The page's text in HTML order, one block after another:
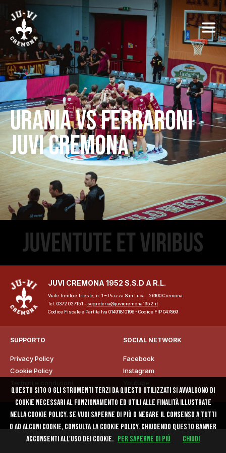
URANIA VS FERRARONI
JUVI CREMONA
Squadra 25/26
Organigramma
Safe Guarding
JUVI CREMONA 1952 S.S.D A R.L.
Viale Trento e Trieste, n. 1 – Piazza San Luca - 26100 Cremona
Tel. 0372 027151 - segreteria@juvicremona1952.it
Codice Fiscale e Partita Iva 01491810196 - Codice FIP 047869
SUPPORTO
Privacy Policy
Cookie Policy
SOCIAL NETWORK
Facebook
Instagram
© 2025 - All Rights Reserved
Questo sito o gli strumenti terzi da questo utilizzati si avvalgono di
cookie necessari al funzionamento ed utili alle finalità illustrate
nella cookie policy. Se vuoi saperne di più o negare il consenso a tutti
o ad alcuni cookie, consulta la cookie policy. Chiudendo questo banner
acconsenti all'uso dei cookie. Per saperne di più Chiudi